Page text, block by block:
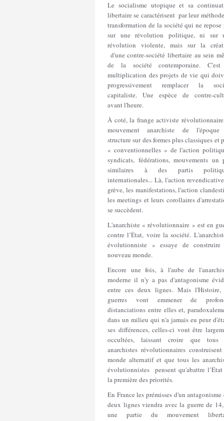
Le socialisme utopique et sa
libertaire se caractérisent par leur
transformation de la société qui ne repose
sur une révolution politique, ni sur
révolution violente, mais sur la
d'une contre-société libertaire au sein
de la société contemporaine.
multiplication des projets de vie qui
progressivement remplacer la
capitaliste. Une espèce de contre-
avant l'heure.
À coté, la frange activiste
mouvement anarchiste de
structure sur des formes plus classiques et
« conventionnelles » de l'action
syndicats, fédérations, mouvements un
similaires à des partis
internationales... Là, l'action
grève, les manifestations, l'action
les meetings et leurs corollaires
se succèdent.
L'anarchiste « révolutionnaire » est en
contre l’État, voire la société.
évolutionniste » essaye de
nouveau monde.
Encore une fois, à l'aube de
moderne il n'y a pas d'antagonisme
entre ces deux lignes. Mais l'Histoire,
guerres vont emmener de
distanciations entre elles et,
dans un milieu qui n'a jamais eu peur
ses différences, celles-ci vont être
occultées, laissant croire que tous
anarchistes révolutionnaires
monde alternatif et que tous les
évolutionnistes pensent qu'abattre l’État
la première des priorités.
En France les prémisses d'un antagonisme
deux lignes viendra avec la guerre de
une partie du mouvement